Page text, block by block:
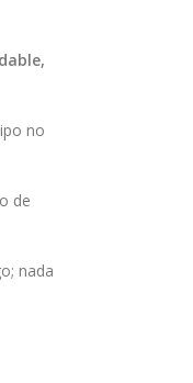
no
de
nada